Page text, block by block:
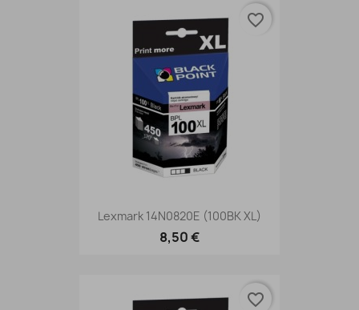
Lexmark 14N0820E (100BK XL)
8,50 €
favorite_border
favorite_border